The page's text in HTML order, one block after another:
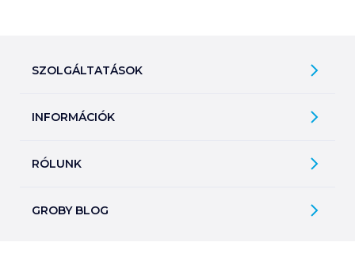
SZOLGÁLTATÁSOK
Árfigyelő
Üvegvisszaváltás
INFORMÁCIÓK
Általános szerződési feltételek
Adatkezelési tájékoztató
RÓLUNK
Kapcsolat
GROBY BLOG